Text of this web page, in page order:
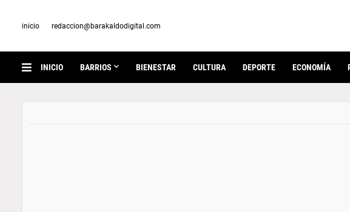
inicio redaccion@barakaldodigital.com
INICIO BARRIOS BIENESTAR CULTURA DEPORTE ECONOMÍA